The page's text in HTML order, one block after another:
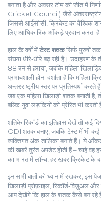
बनाता है और अक्सर टीम की जीत में
Cricket Council) जैसे अंतरराष्ट्रीय
जिससेआईसीसी क्रिकेट का वैश्विक
लिए आधिकारिक आँकड़े प्रदान करता
हाल के वर्षों मेंटेस्ट शतकसिर्फ पुरुषों
संख्या धीरे‑धीरे बढ़ रही है। उदाहरण के
88 रन से हराया, जबकि महिला
प्रभावशाली होना दर्शाता है किमहिला
अन्तरराष्ट्रीय स्तर पर प्रतिस्पर्धा करते हैं
जब एक महिला खिलाड़ी शतक बनाती है,
बल्कि युवा लड़कियों को प्रेरित भी करती
शतिके रिकॉर्ड का इतिहास देखें तो कई
ODI शतक बनाए, जबकि टेस्ट में भी
व्यक्तिगत अंक तालिका बनाते हैं। ये
की खबरें तुरंत अपडेट होती हैं – चाहे वह
का भारत में लॉन्च, हर खबर क्रिकेट के
इन सभी बातों को ध्यान में रखकर, इस
खिलाड़ी प्रोफ़ाइल, रिकॉर्ड‑विज़ुअल
आप देखेंगे कि हाल के शतक कैसे बन रहे हैं,